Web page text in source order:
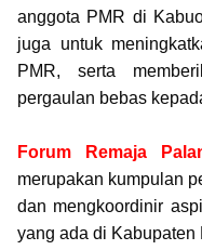
anggota PMR di
juga untuk
PMR, serta
pergaulan bebas
Forum Remaja
merupakan kumpulan
dan mengkoordinir
yang ada di Kabupaten